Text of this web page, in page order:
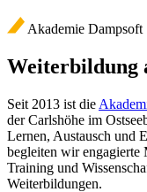
Akademie Dampsoft
Weiterbildung
Seit 2013 ist die
der Carlshöhe im
Lernen, Austausch und
begleiten wir engagierte
Training und
Weiterbildungen.